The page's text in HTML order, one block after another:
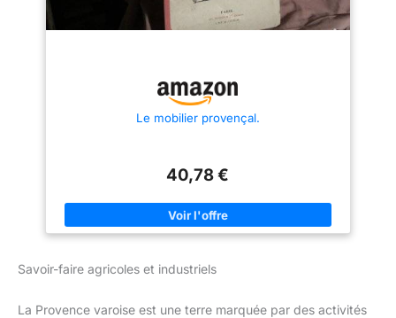
Le mobilier provençal.
40,78 €
Savoir-faire agricoles et industriels
La Provence varoise est une terre marquée par des activités